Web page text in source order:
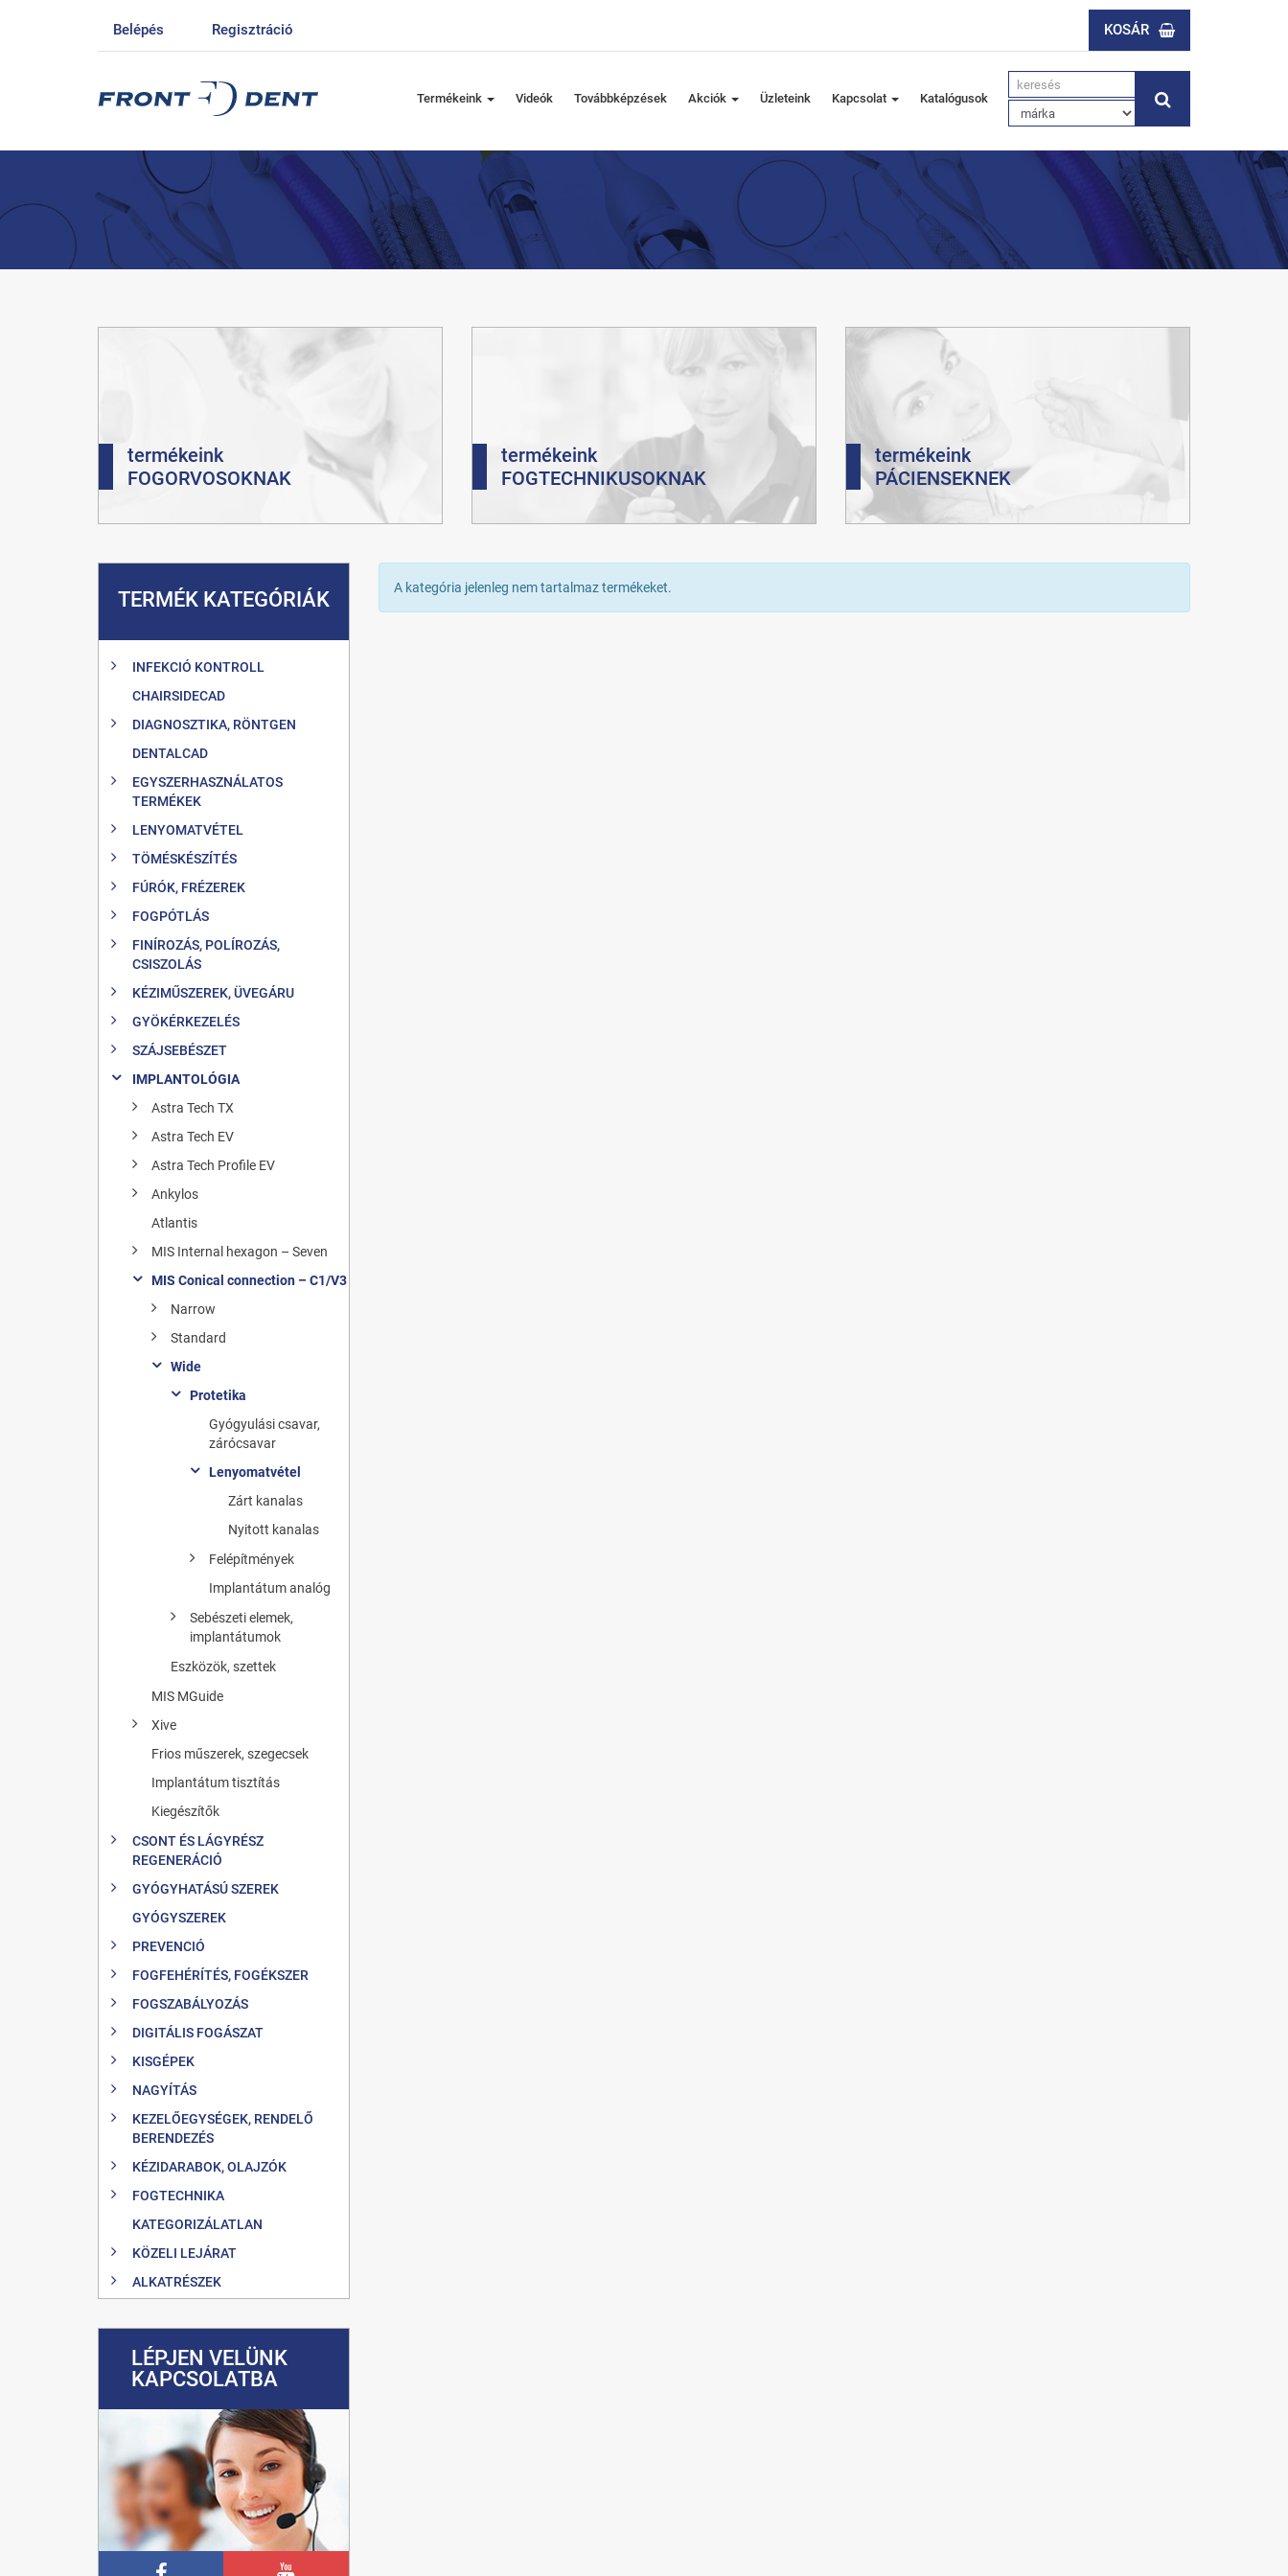
Belépés Regisztráció KOSÁR
Termékeink Videók Továbbképzések Akciók Üzleteink Kapcsolat Katalógusok
termékeink
FOGORVOSOKNAK
termékeink
FOGTECHNIKUSOKNAK
termékeink
PÁCIENSEKNEK
TERMÉK KATEGÓRIÁK
INFEKCIÓ KONTROLL
CHAIRSIDECAD
DIAGNOSZTIKA, RÖNTGEN
DENTALCAD
EGYSZERHASZNÁLATOS
TERMÉKEK
LENYOMATVÉTEL
TÖMÉSKÉSZÍTÉS
FÚRÓK, FRÉZEREK
FOGPÓTLÁS
FINÍROZÁS, POLÍROZÁS,
CSISZOLÁS
KÉZIMŰSZEREK, ÜVEGÁRU
GYÖKÉRKEZELÉS
SZÁJSEBÉSZET
IMPLANTOLÓGIA
Astra Tech TX
Astra Tech EV
Astra Tech Profile EV
Ankylos
Atlantis
MIS Internal hexagon – Seven
MIS Conical connection – C1/V3
Narrow
Standard
Wide
Protetika
Gyógyulási csavar,
zárócsavar
Lenyomatvétel
Zárt kanalas
Nyitott kanalas
Felépítmények
Implantátum analóg
Sebészeti elemek,
implantátumok
Eszközök, szettek
MIS MGuide
Xive
Frios műszerek, szegecsek
Implantátum tisztítás
Kiegészítők
CSONT ÉS LÁGYRÉSZ
REGENERÁCIÓ
GYÓGYHATÁSÚ SZEREK
GYÓGYSZEREK
PREVENCIÓ
FOGFEHÉRÍTÉS, FOGÉKSZER
FOGSZABÁLYOZÁS
DIGITÁLIS FOGÁSZAT
KISGÉPEK
NAGYÍTÁS
KEZELŐEGYSÉGEK, RENDELŐ
BERENDEZÉS
KÉZIDARABOK, OLAJZÓK
FOGTECHNIKA
KATEGORIZÁLATLAN
KÖZELI LEJÁRAT
ALKATRÉSZEK
LÉPJEN VELÜNK
KAPCSOLATBA
A kategória jelenleg nem tartalmaz termékeket.